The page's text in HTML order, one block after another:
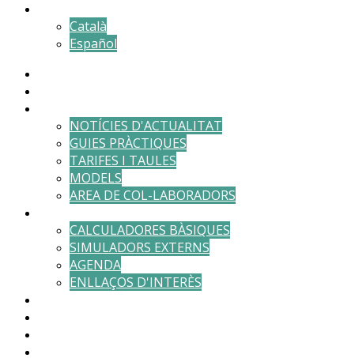
Català
Español
NOTÍCIES D'ACTUALITAT
GUIES PRÀCTIQUES
TARIFES I TAULES
MODELS
AREA DE COL-LABORADORS
CALCULADORES BÀSIQUES
SIMULADORS EXTERNS
AGENDA
ENLLAÇOS D'INTERÈS